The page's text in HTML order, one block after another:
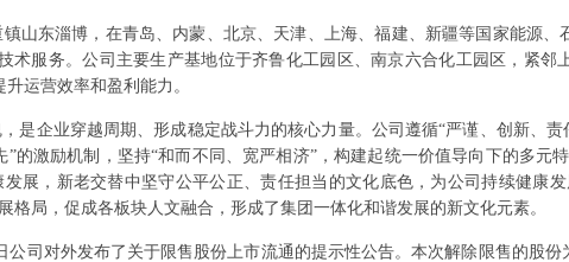
山东淄博，在青岛、内蒙、北京、天津、上海、福建、新疆等国家能源
术服务。公司主要生产基地位于齐鲁化工园区、南京六合化工园区，紧邻
运营效率和盈利能力。
是企业穿越周期、形成稳定战斗力的核心力量。公司遵循“严谨、创新、责
的激励机制，坚持“和而不同、宽严相济”，构建起统一价值导向下的多元
展，新老交替中坚守公平公正、责任担当的文化底色，为公司持续健康
格局，促成各板块人文融合，形成了集团一体化和谐发展的新文化元素。
公司对外发布了关于限售股份上市流通的提示性公告。本次解除限售的股